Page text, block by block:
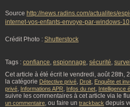
Source http://news.radins.com/actualites/
internet-vos-enfants-envoye-par-windows-
Crédit Photo : Shutterstock
Tags : confiance, espionnage, sécurité,
Cet article à été écrit le vendredi, août 28th,
la catégorie Détective privé, Droit, Enquête et
privé, Informations APR, Infos du net, Intelligence
suivre les commentaires à cet article via le
un commentaire, ou faire un trackback depuis